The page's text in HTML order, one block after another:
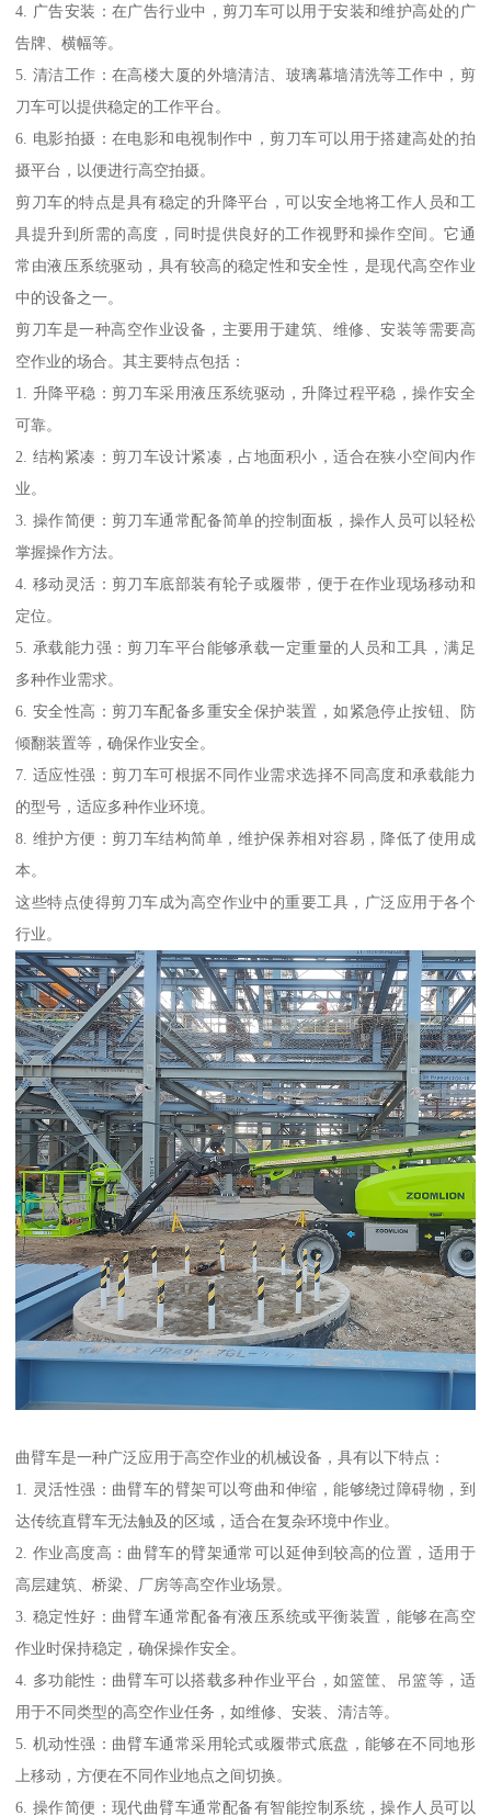
4. 广告安装：在广告行业中，剪刀车可以用于安装和维护高处的广
告牌、横幅等。
5. 清洁工作：在高楼大厦的外墙清洁、玻璃幕墙清洗等工作中，剪
刀车可以提供稳定的工作平台。
6. 电影拍摄：在电影和电视制作中，剪刀车可以用于搭建高处的拍
摄平台，以便进行高空拍摄。
剪刀车的特点是具有稳定的升降平台，可以安全地将工作人员和工
具提升到所需的高度，同时提供良好的工作视野和操作空间。它通
常由液压系统驱动，具有较高的稳定性和安全性，是现代高空作业
中的设备之一。
剪刀车是一种高空作业设备，主要用于建筑、维修、安装等需要高
空作业的场合。其主要特点包括：
1. 升降平稳：剪刀车采用液压系统驱动，升降过程平稳，操作安全
可靠。
2. 结构紧凑：剪刀车设计紧凑，占地面积小，适合在狭小空间内作
业。
3. 操作简便：剪刀车通常配备简单的控制面板，操作人员可以轻松
掌握操作方法。
4. 移动灵活：剪刀车底部装有轮子或履带，便于在作业现场移动和
定位。
5. 承载能力强：剪刀车平台能够承载一定重量的人员和工具，满足
多种作业需求。
6. 安全性高：剪刀车配备多重安全保护装置，如紧急停止按钮、防
倾翻装置等，确保作业安全。
7. 适应性强：剪刀车可根据不同作业需求选择不同高度和承载能力
的型号，适应多种作业环境。
8. 维护方便：剪刀车结构简单，维护保养相对容易，降低了使用成
本。
这些特点使得剪刀车成为高空作业中的重要工具，广泛应用于各个
行业。
曲臂车是一种广泛应用于高空作业的机械设备，具有以下特点：
1. 灵活性强：曲臂车的臂架可以弯曲和伸缩，能够绕过障碍物，到
达传统直臂车无法触及的区域，适合在复杂环境中作业。
2. 作业高度高：曲臂车的臂架通常可以延伸到较高的位置，适用于
高层建筑、桥梁、厂房等高空作业场景。
3. 稳定性好：曲臂车通常配备有液压系统或平衡装置，能够在高空
作业时保持稳定，确保操作安全。
4. 多功能性：曲臂车可以搭载多种作业平台，如篮筐、吊篮等，适
用于不同类型的高空作业任务，如维修、安装、清洁等。
5. 机动性强：曲臂车通常采用轮式或履带式底盘，能够在不同地形
上移动，方便在不同作业地点之间切换。
6. 操作简便：现代曲臂车通常配备有智能控制系统，操作人员可以